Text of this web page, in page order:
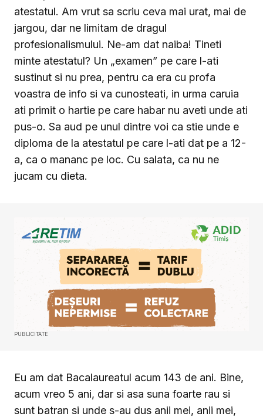
atestatul. Am vrut sa scriu ceva mai urat, mai de
jargou, dar ne limitam de dragul
profesionalismului. Ne-am dat naiba! Tineti
minte atestatul? Un „examen” pe care l-ati
sustinut si nu prea, pentru ca era cu profa
voastra de info si va cunosteati, in urma caruia
ati primit o hartie pe care habar nu aveti unde ati
pus-o. Sa aud pe unul dintre voi ca stie unde e
diploma de la atestatul pe care l-ati dat pe a 12-
a, ca o mananc pe loc. Cu salata, ca nu ne
jucam cu dieta.
PUBLICITATE
Eu am dat Bacalaureatul acum 143 de ani. Bine,
acum vreo 5 ani, dar si asa suna foarte rau si
sunt batran si unde s-au dus anii mei, anii mei,